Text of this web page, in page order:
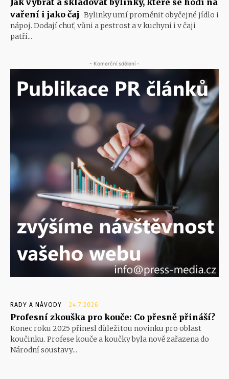
vaření i jako čaj Bylinky umí proměnit obyčejné jídlo i
nápoj. Dodají chuť, vůni a pestrost a v kuchyni i v čaji
patří...
- Komerční sdělení -
RADY A NÁVODY 24.7.2026
Profesní zkouška pro kouče: Co přesně přináší?
Konec roku 2025 přinesl důležitou novinku pro oblast
koučinku. Profese kouče a koučky byla nově zařazena do
Národní soustavy...